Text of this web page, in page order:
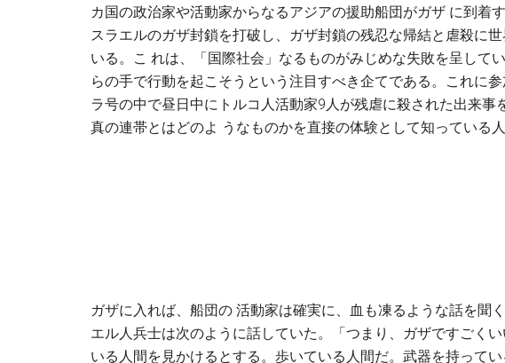
カ国の政治家や活動家からなるアジアの援助船団がガザ に到着
スラエルのガザ封鎖を打破し、ガザ封鎖の残忍な帰結と虐殺に
いる。こ れは、「国際社会」なるものがみじめな失敗を呈して
らの手で行動を起こそうという注目すべき企てである。これに
ラ号の中で昼日中にトルコ人活動家9人が残虐に殺された出来事
真の連帯とはどのよ うなものかを直接の体験として知っている人
ガザに入れば、船団の 活動家は確実に、血も凍るような話を聞
エル人兵士は次のように話していた。「つまり、ガザですごく
いる人間を見かけるとする。歩いている人間だ。武器を持って